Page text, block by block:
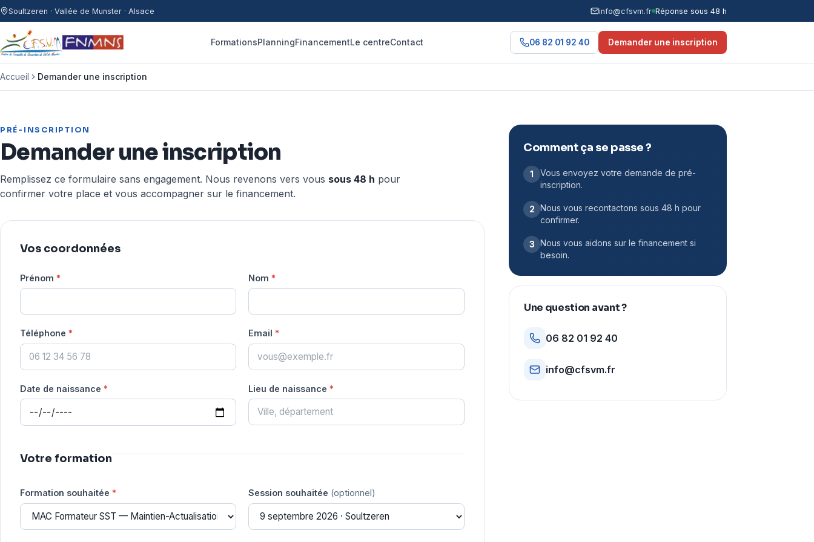
Aller au contenu
Soultzeren · Vallée de Munster · Alsace info@cfsvm.fr Réponse sous 48 h
FormationsPlanningFinancementLe centreContact 06 82 01 92 40 Demander une inscription
Accueil Demander une inscription
PRÉ-INSCRIPTION
Demander une inscription
Remplissez ce formulaire sans engagement. Nous revenons vers vous sous 48 h pour
confirmer votre place et vous accompagner sur le financement.
Vos coordonnées
Prénom * Nom *
Téléphone * Email *
Date de naissance * Lieu de naissance *
Votre formation
Formation souhaitée * Session souhaitée (optionnel)
Comment ça se passe ?
1
Vous envoyez votre demande de pré-
inscription.
2 Nous vous recontactons sous 48 h pour
confirmer.
3 Nous vous aidons sur le financement si
besoin.
Une question avant ?
06 82 01 92 40
info@cfsvm.fr